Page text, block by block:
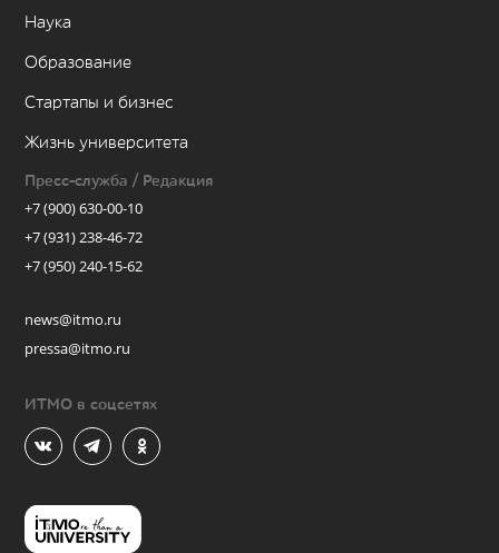
Наука
Образование
Стартапы и бизнес
Жизнь университета
Пресс-служба / Редакция
+7 (900) 630-00-10
+7 (931) 238-46-72
+7 (950) 240-15-62
news@itmo.ru
pressa@itmo.ru
ИТМО в соцсетях